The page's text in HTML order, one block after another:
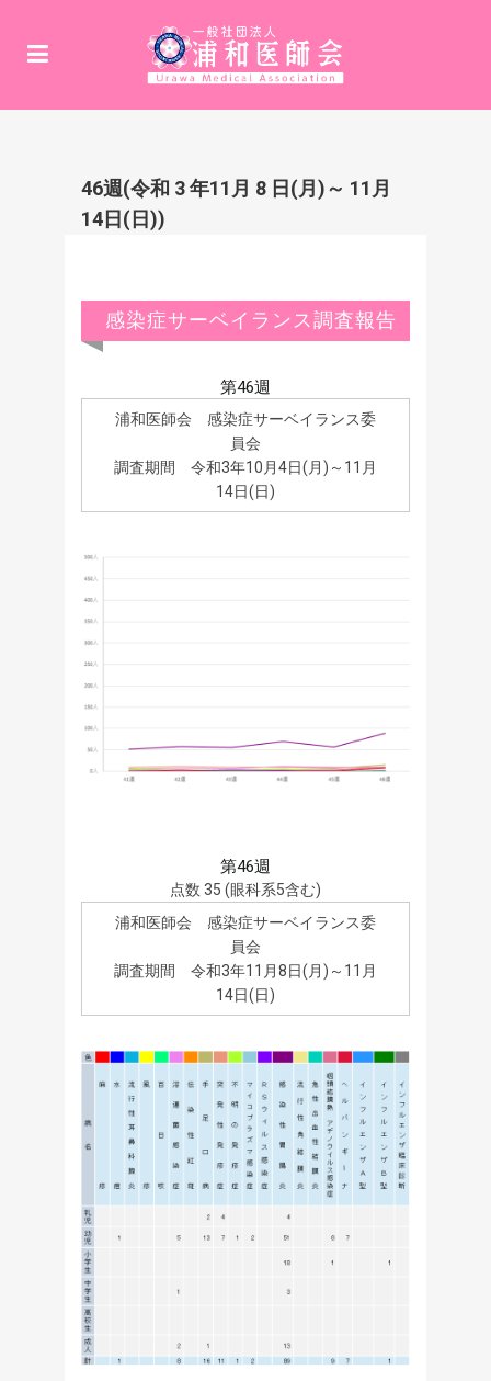
46週(令和 3 年11月 8 日(月)～ 11月
14日(日))
感染症サーベイランス調査報告
第46週
浦和医師会 感染症サーベイランス委
員会
調査期間 令和3年10月4日(月)～11月
14日(日)
第46週
点数 35 (眼科系5含む)
浦和医師会 感染症サーベイランス委
員会
調査期間 令和3年11月8日(月)～11月
14日(日)